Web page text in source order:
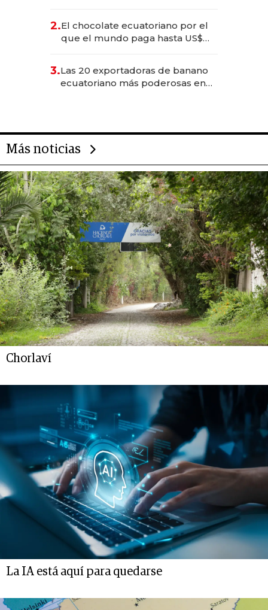
2.El chocolate ecuatoriano por el
que el mundo paga hasta US$
3.Las 20 exportadoras de banano
ecuatoriano más poderosas en
Más noticias
Chorlaví
La IA está aquí para quedarse